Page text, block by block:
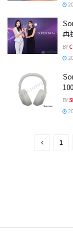
再
BY
BY
1